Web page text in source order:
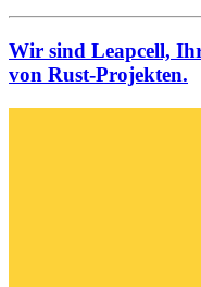
Wir sind Leapcell,
von Rust-Projekten.